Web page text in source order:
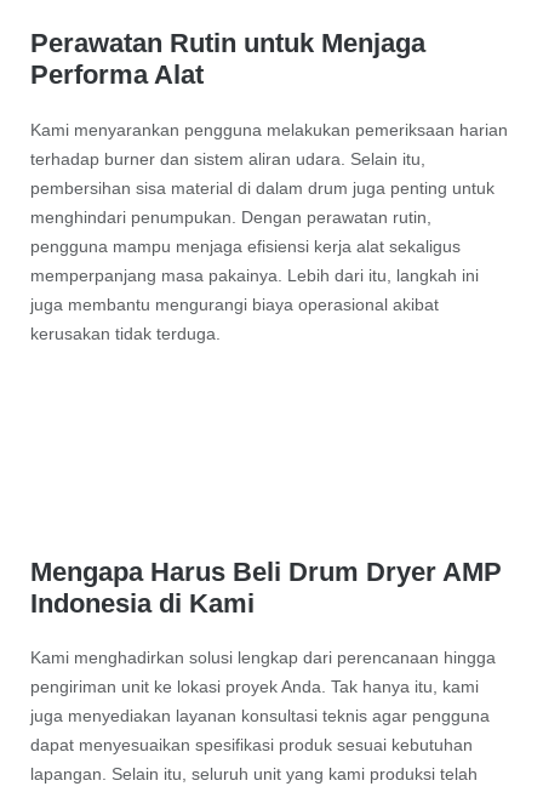
Perawatan Rutin untuk Menjaga
Performa Alat
Kami menyarankan pengguna melakukan pemeriksaan harian
terhadap burner dan sistem aliran udara. Selain itu,
pembersihan sisa material di dalam drum juga penting untuk
menghindari penumpukan. Dengan perawatan rutin,
pengguna mampu menjaga efisiensi kerja alat sekaligus
memperpanjang masa pakainya. Lebih dari itu, langkah ini
juga membantu mengurangi biaya operasional akibat
kerusakan tidak terduga.
Mengapa Harus Beli Drum Dryer AMP
Indonesia di Kami
Kami menghadirkan solusi lengkap dari perencanaan hingga
pengiriman unit ke lokasi proyek Anda. Tak hanya itu, kami
juga menyediakan layanan konsultasi teknis agar pengguna
dapat menyesuaikan spesifikasi produk sesuai kebutuhan
lapangan. Selain itu, seluruh unit yang kami produksi telah